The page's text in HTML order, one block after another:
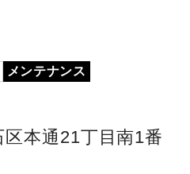
メンテナンス
本通21丁目南1番